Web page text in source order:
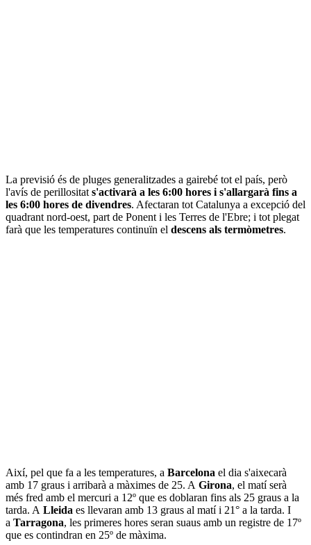
La previsió és de pluges generalitzades a gairebé tot el país, però
l'avís de perillositat s'activarà a les 6:00 hores i s'allargarà fins a
les 6:00 hores de divendres. Afectaran tot Catalunya a excepció del
quadrant nord-oest, part de Ponent i les Terres de l'Ebre; i tot plegat
farà que les temperatures continuïn el descens als termòmetres.
Així, pel que fa a les temperatures, a Barcelona el dia s'aixecarà
amb 17 graus i arribarà a màximes de 25. A Girona, el matí serà
més fred amb el mercuri a 12º que es doblaran fins als 25 graus a la
tarda. A Lleida es llevaran amb 13 graus al matí i 21° a la tarda. I
a Tarragona, les primeres hores seran suaus amb un registre de 17º
que es contindran en 25º de màxima.